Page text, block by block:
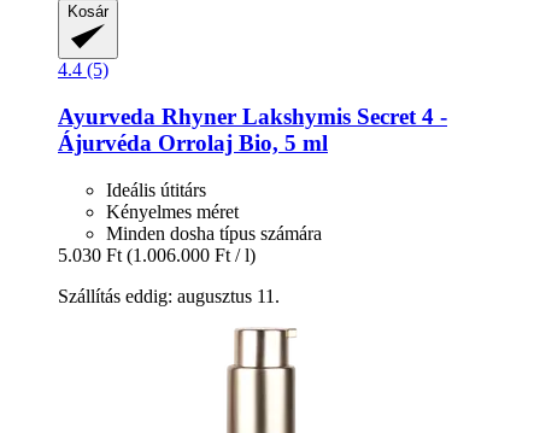
Kosár
4.4 (5)
Ayurveda Rhyner Lakshymis Secret 4 -​
Ájurvéda Orrolaj Bio, 5 ml
Ideális útitárs
Kényelmes méret
Minden dosha típus számára
5.030 Ft (1.006.000 Ft / l)
Szállítás eddig: augusztus 11.